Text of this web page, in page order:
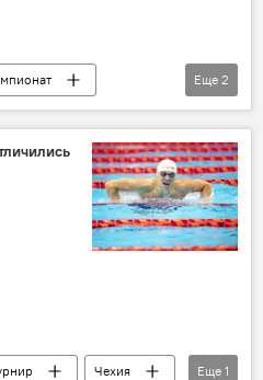
Еще 2
Чехия
Еще 1